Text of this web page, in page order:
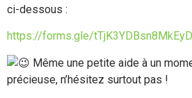
ci-dessous :
https://forms.gle/
Même une petite aide à un
précieuse, n’hésitez surtout pas !